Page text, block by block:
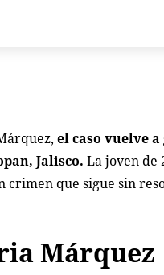
el caso vuelve
Jalisco.La joven de
crimen que sigue sin
Márquez